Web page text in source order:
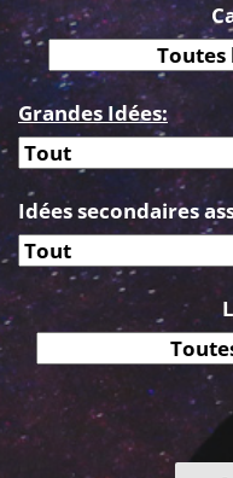
Grandes Idées:
Idées secondaires